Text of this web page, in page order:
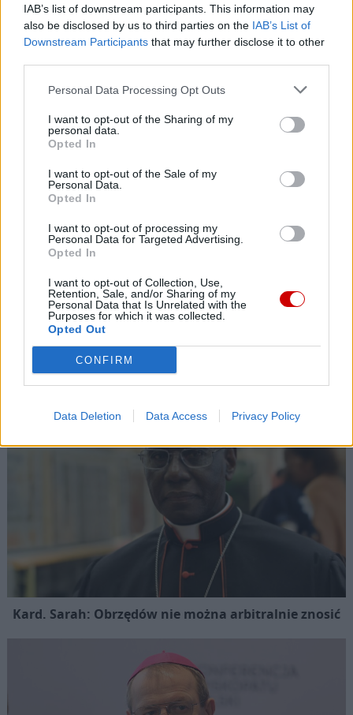
IAB’s list of downstream participants. This information may
also be disclosed by us to third parties on the IAB’s List of
Downstream Participants that may further disclose it to other
Personal Data Processing Opt Outs
I want to opt-out of the Sharing of my
personal data.
Opted In
I want to opt-out of the Sale of my
Personal Data.
Opted In
I want to opt-out of processing my
Personal Data for Targeted Advertising.
Opted In
I want to opt-out of Collection, Use,
Retention, Sale, and/or Sharing of my
Personal Data that Is Unrelated with the
Purposes for which it was collected.
Opted Out
CONFIRM
Data Deletion Data Access Privacy Policy
Wersja do druku
Najnowsze
09 sierpnia 2026 | 04:22
08 sierpnia 2026 | 21:11
45 Kielecka Piesza Pielgrzymka na Jasną Górę
08 sierpnia 2026 | 21:07
Coca-Cola dyskryminuje Jezusa Króla?
08 sierpnia 2026 | 20:19
Siostra Wolfers: w czasach kryzysu radość ma siłę polityczną
Popularne
Kard. Sarah: Obrzędów nie można arbitralnie znosić